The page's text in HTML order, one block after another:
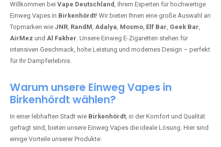
Willkommen bei Vape Deutschland, Ihrem Experten für hochwertige
Einweg Vapes in Birkenhördt! Wir bieten Ihnen eine große Auswahl an
Topmarken wie JNR, RandM, Adalya, Mosmo, Elf Bar, Geek Bar,
AirMez und Al Fakher. Unsere Einweg E-Zigaretten stehen für
intensiven Geschmack, hohe Leistung und modernes Design – perfekt
für Ihr Dampferlebnis.
Warum unsere Einweg Vapes in
Birkenhördt wählen?
In einer lebhaften Stadt wie Birkenhördt, in der Komfort und Qualität
gefragt sind, bieten unsere Einweg Vapes die ideale Lösung. Hier sind
einige Vorteile unserer Produkte: